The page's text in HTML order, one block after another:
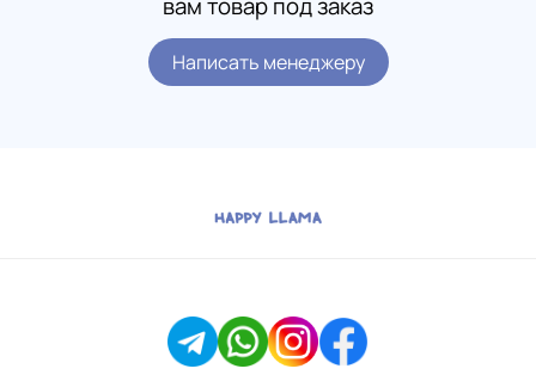
Написать менеджеру